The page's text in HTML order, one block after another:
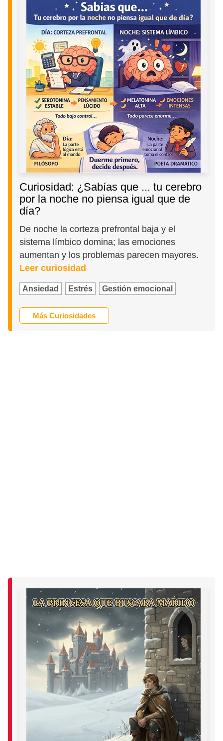
Curiosidad: ¿Sabías que ... tu cerebro
por la noche no piensa igual que de
día?
De noche la corteza prefrontal baja y el
sistema límbico domina; las emociones
aumentan y los problemas parecen mayores.
Leer curiosidad
Ansiedad Estrés Gestión emocional
Más Curiosidades